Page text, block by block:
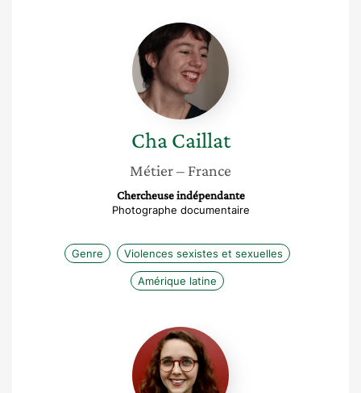
Cha
Caillat
Cha Caillat
Métier– France
Chercheuse indépendante
Photographe documentaire
Genre Violences sexistes et sexuelles
Amérique latine
Lorette
Philippot